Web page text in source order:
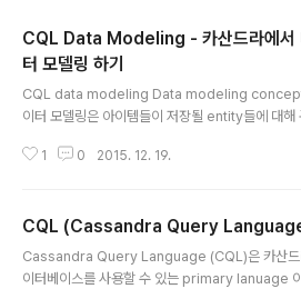
CQL Data Modeling - 카산드라에서
터 모델링 하기
CQL data modeling Data modeling
이터 모델링은 아이템들이 저장될 entity들에 대해
러분의 데이터 모델링을 생성하기 위해서는 접근되
과 structure 구성에 주요한 역할을 한다. 또한 데이
이스의 테이블들을 디자인하고 생성할 때에도 이 두
요소는 중요하게 작용한다. 때에 따라 데이터를
1 0 2015. 12. 19.
CQL (Cassandra Query
Cassandra Query Language (CQL)은 카산드
이터베이스를 사용할 수 있는 primary lanuage